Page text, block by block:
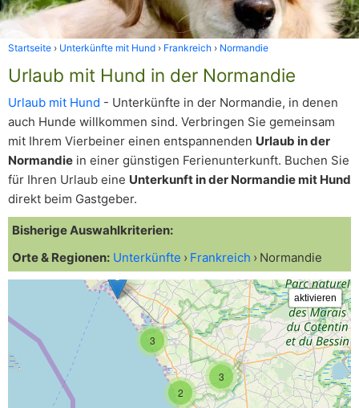
Startseite Unterkünfte mit Hund Frankreich Normandie
Urlaub mit Hund in der Normandie
Urlaub mit Hund - Unterkünfte in der Normandie, in denen
auch Hunde willkommen sind. Verbringen Sie gemeinsam
mit Ihrem Vierbeiner einen entspannenden Urlaub in der
Normandie in einer günstigen Ferienunterkunft. Buchen Sie
für Ihren Urlaub eine Unterkunft in der Normandie mit Hund
direkt beim Gastgeber.
Bisherige Auswahlkriterien:
Orte & Regionen: Unterkünfte Frankreich Normandie
2
3
3